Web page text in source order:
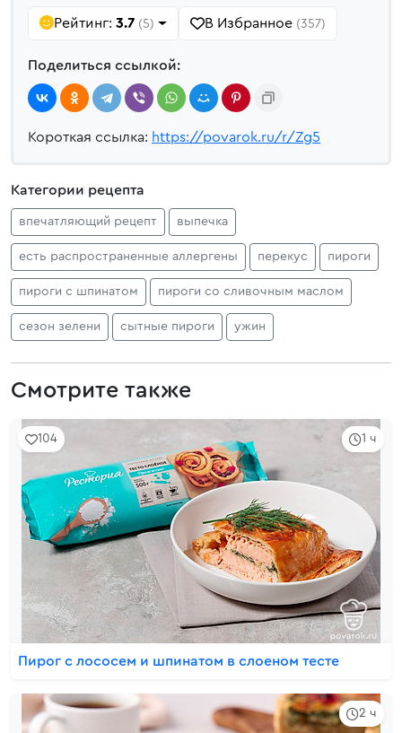
Рейтинг: 3.7 (5) В Избранное (357)
Поделиться ссылкой:
Короткая ссылка: https://povarok.ru/r/Zg5
Категории рецепта
впечатляющий рецепт выпечка
есть распространенные аллергены перекус пироги
пироги с шпинатом пироги со сливочным маслом
сезон зелени сытные пироги ужин
Смотрите также
1 ч
104
Пирог с лососем и шпинатом в слоеном тесте
2 ч